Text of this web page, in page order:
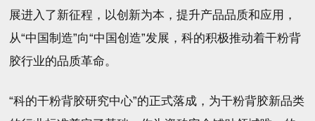
展进入了新征程，以创新为本，提升产品品质和应用，
从“中国制造”向“中国创造”发展，科的积极推动着干粉背
胶行业的品质革命。
“科的干粉背胶研究中心”的正式落成，为干粉背胶新品类